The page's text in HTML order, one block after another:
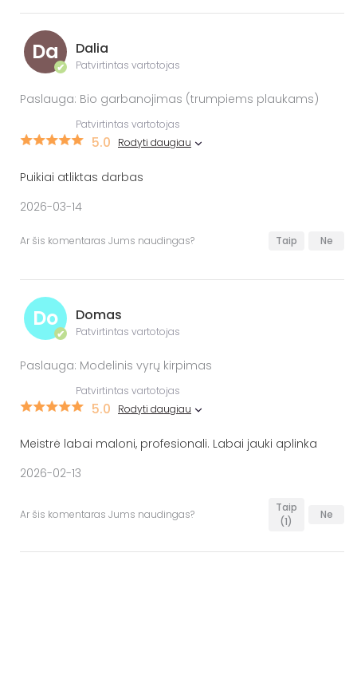
Da
✔
Dalia
Patvirtintas vartotojas
Paslauga: Bio garbanojimas (trumpiems plaukams)
Patvirtintas vartotojas
5.0 Rodyti daugiau
Puikiai atliktas darbas
2026-03-14
Ar šis komentaras Jums naudingas? Taip Ne
Do
✔
Domas
Patvirtintas vartotojas
Paslauga: Modelinis vyrų kirpimas
Patvirtintas vartotojas
5.0 Rodyti daugiau
Meistrė labai maloni, profesionali. Labai jauki aplinka
2026-02-13
Ar šis komentaras Jums naudingas?
Taip
(1)
Ne